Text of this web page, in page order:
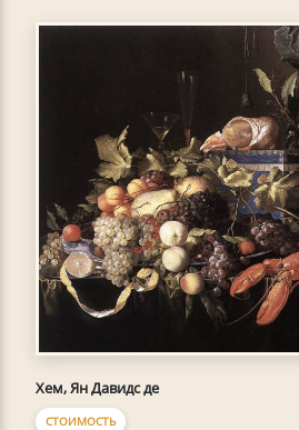
Хем, Ян Давидс де
СТОИМОСТЬ